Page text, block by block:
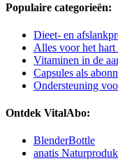
Populaire categorieën:
Dieet- en
Alles voor het
Vitaminen in de
Capsules als
Ondersteuning
Ontdek VitalAbo:
BlenderBottle
anatis